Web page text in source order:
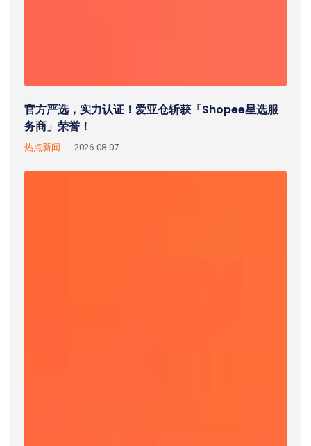
官方严选，实力认证！爱亚仓斩获「Shopee星选服
务商」荣誉！
热点新闻 2026-08-07